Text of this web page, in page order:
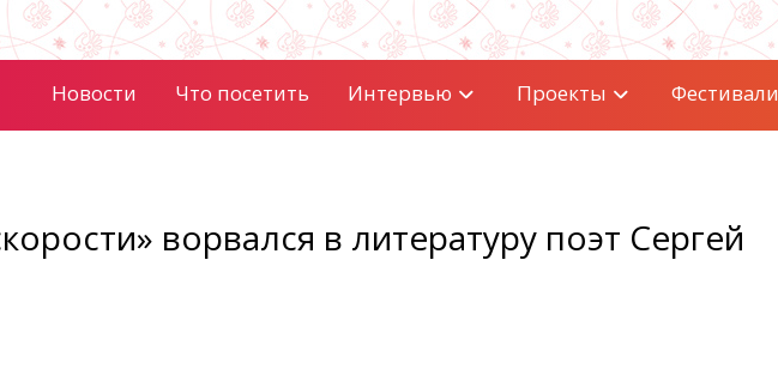
Новости Что посетить Интервью Проекты Фестивали
ворвался в литературу поэт Сергей